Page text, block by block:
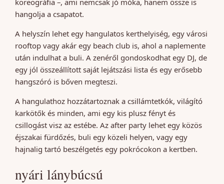
hangolja a csapatot.
A helyszín lehet egy hangulatos kerthelyiség, egy városi
rooftop vagy akár egy beach club is, ahol a naplemente
után indulhat a buli. A zenéről gondoskodhat egy DJ, de
egy jól összeállított saját lejátszási lista és egy erősebb
hangszóró is bőven megteszi.
A hangulathoz hozzátartoznak a csillámtetkók, világító
karkötők és minden, ami egy kis plusz fényt és
csillogást visz az estébe. Az after party lehet egy közös
éjszakai fürdőzés, buli egy közeli helyen, vagy egy
hajnalig tartó beszélgetés egy pokrócokon a kertben.
nyári lánybúcsú